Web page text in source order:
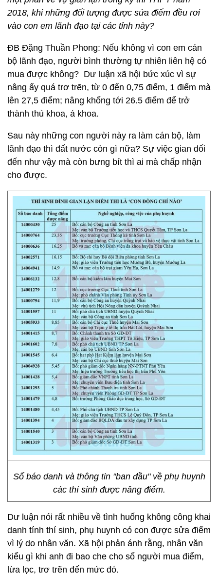
2018, khi những đối tượng được sửa điểm đều rơi
vào con em lãnh đạo tại các tỉnh này?
ĐB Đặng Thuần Phong: Nếu không vì con em cán
bộ lãnh đạo, người bình thường tự nhiên liên hệ có
mua được không? Dư luận xã hội bức xúc vì sự
nâng ấy quá trơ trẽn, từ 0 đến 0,75 điểm, 1 điểm mà
lên 27,5 điểm; nâng khống tới 26.5 điểm để trở
thành thủ khoa, á khoa.
Sau này những con người này ra làm cán bộ, làm
lãnh đạo thì đất nước còn gì nữa? Sự việc gian dối
đến như vậy mà còn bưng bít thì ai mà chấp nhận
cho được.
Số báo danh và thông tin "ban đầu" về phụ huynh
các thí sinh được nâng điểm.
Dư luận nói rất nhiều về tình huống không công khai
danh tính thí sinh, phụ huynh có con được sửa điểm
vì lý do nhân văn. Xã hội phản ánh rằng, nhân văn
kiểu gì khi anh đi bao che cho số người mua điểm,
lừa lọc, trơ trẽn đến mức đó.